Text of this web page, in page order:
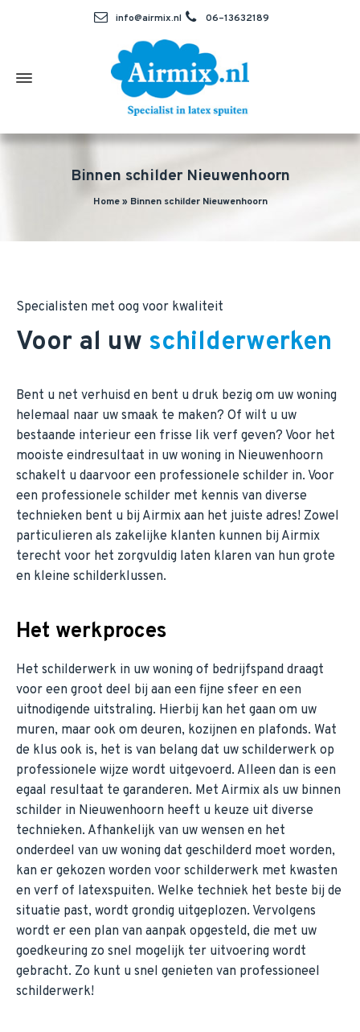
info@airmix.nl 06–13632189
Binnen schilder Nieuwenhoorn
Home» Binnen schilder Nieuwenhoorn
Specialisten met oog voor kwaliteit
Voor al uw schilderwerken
Bent u net verhuisd en bent u druk bezig om uw woning
helemaal naar uw smaak te maken? Of wilt u uw
bestaande interieur een frisse lik verf geven? Voor het
mooiste eindresultaat in uw woning in Nieuwenhoorn
schakelt u daarvoor een professionele schilder in. Voor
een professionele schilder met kennis van diverse
technieken bent u bij Airmix aan het juiste adres! Zowel
particulieren als zakelijke klanten kunnen bij Airmix
terecht voor het zorgvuldig laten klaren van hun grote
en kleine schilderklussen.
Het werkproces
Het schilderwerk in uw woning of bedrijfspand draagt
voor een groot deel bij aan een fijne sfeer en een
uitnodigende uitstraling. Hierbij kan het gaan om uw
muren, maar ook om deuren, kozijnen en plafonds. Wat
de klus ook is, het is van belang dat uw schilderwerk op
professionele wijze wordt uitgevoerd. Alleen dan is een
egaal resultaat te garanderen. Met Airmix als uw binnen
schilder in Nieuwenhoorn heeft u keuze uit diverse
technieken. Afhankelijk van uw wensen en het
onderdeel van uw woning dat geschilderd moet worden,
kan er gekozen worden voor schilderwerk met kwasten
en verf of latexspuiten. Welke techniek het beste bij de
situatie past, wordt grondig uitgeplozen. Vervolgens
wordt er een plan van aanpak opgesteld, die met uw
goedkeuring zo snel mogelijk ter uitvoering wordt
gebracht. Zo kunt u snel genieten van professioneel
schilderwerk!